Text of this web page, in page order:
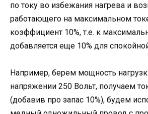
по току во избежания нагрева и
работающего на максимальном
коэффициент 10%, т.е. к
добавляется еще 10% для
Например, берем мощность
напряжении 250 Вольт, получаем
(добавив про запас 10%), будем